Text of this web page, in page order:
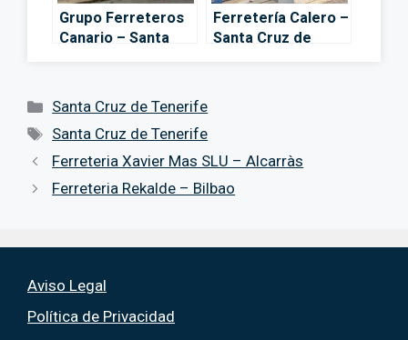
Grupo Ferreteros
Canario – Santa
Ferretería Calero –
Santa Cruz de
Categorías
Santa Cruz de Tenerife
Etiquetas
Santa Cruz de Tenerife
Ferreteria Xavier Mas SLU – Alcarràs
Ferreteria Rekalde – Bilbao
Aviso Legal
Política de Privacidad